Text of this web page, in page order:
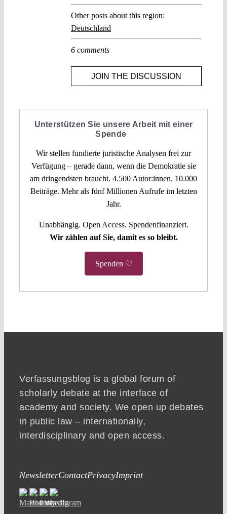
Other posts about this region:
Deutschland
6 comments
JOIN THE DISCUSSION
Unterstützen Sie unsere Arbeit mit einer
Spende
Wir stellen fundierte juristische Analysen frei zur
Verfügung – gerade dann, wenn die Demokratie sie
am dringendsten braucht. 4.500 Autor:innen. 10.000
Beiträge. Mehr als fünf Millionen Aufrufe im letzten
Jahr.
Unabhängig. Open Access. Spendenfinanziert.
Wir zählen auf Sie, damit es so bleibt.
Spenden ♡
Verfassungsblog is a global forum of
scholarly debate at the interface of
academy and society. We open up debates
in public law – internationally,
interdisciplinary and open access.
NewsletterContactPrivacyImprint